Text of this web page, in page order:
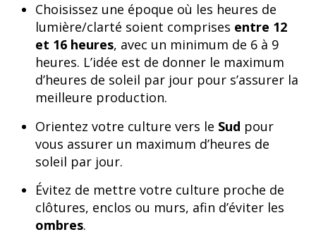
Choisissez une époque où les heures de
lumière/clarté soient comprises entre 12
et 16 heures, avec un minimum de 6 à 9
heures. L’idée est de donner le maximum
d’heures de soleil par jour pour s’assurer la
meilleure production.
Orientez votre culture vers le Sud pour
vous assurer un maximum d’heures de
soleil par jour.
Évitez de mettre votre culture proche de
clôtures, enclos ou murs, afin d’éviter les
ombres.